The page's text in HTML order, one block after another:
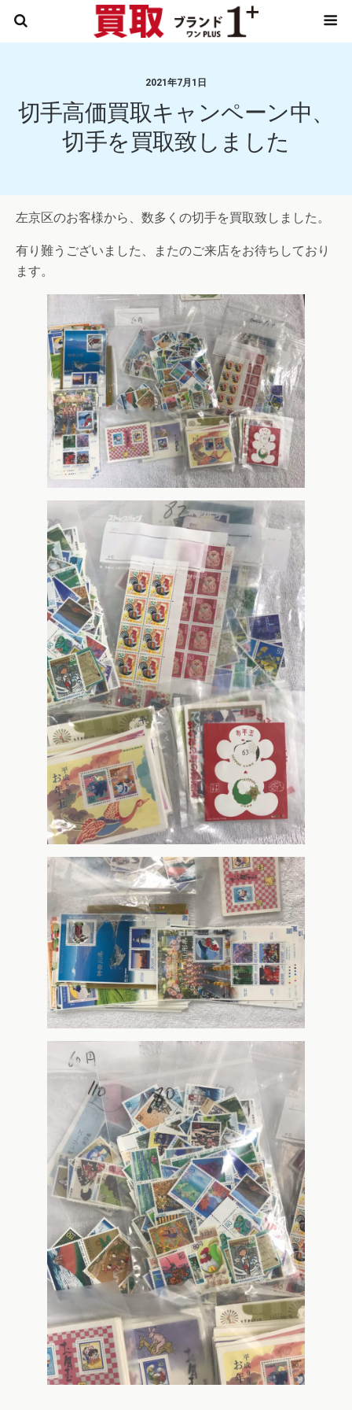
2021年7月1日
切手高価買取キャンペーン中、
切手を買取致しました
左京区のお客様から、数多くの切手を買取致しました。
有り難うございました、またのご来店をお待ちしており
ます。